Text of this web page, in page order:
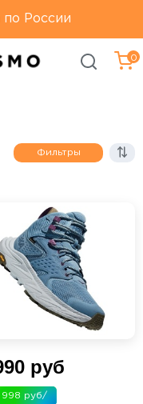
доставка по
России
по России
0
Фильтры
руб
998 руб/